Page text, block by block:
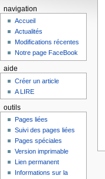
navigation
Accueil
Actualités
Modifications récentes
Notre page FaceBook
aide
Créer un article
A LIRE
outils
Pages liées
Suivi des pages liées
Pages spéciales
Version imprimable
Lien permanent
Informations sur la